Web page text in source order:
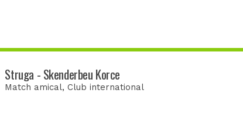
Struga - Skenderbeu Korce
Match amical, Club international